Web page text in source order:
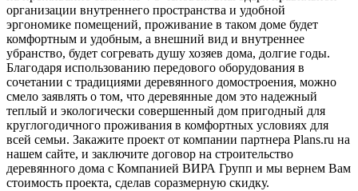
организации внутреннего пространства и удобной
эргономике помещений, проживание в таком доме будет
комфортным и удобным, а внешний вид и внутреннее
убранство, будет согревать душу хозяев дома, долгие годы.
Благодаря использованию передового оборудования в
сочетании с традициями деревянного домостроения, можно
смело заявлять о том, что деревянные дом это надежный
теплый и экологически совершенный дом пригодный для
круглогодичного проживания в комфортных условиях для
всей семьи. Закажите проект от компании партнера Plans.ru на
нашем сайте, и заключите договор на строительство
деревянного дома с Компанией ВИРА Групп и мы вернем Вам
стоимость проекта, сделав соразмерную скидку.